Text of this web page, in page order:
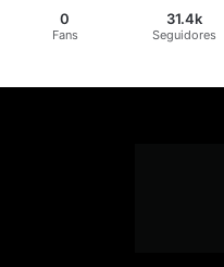
0
Fans
31.4k
Seguidores